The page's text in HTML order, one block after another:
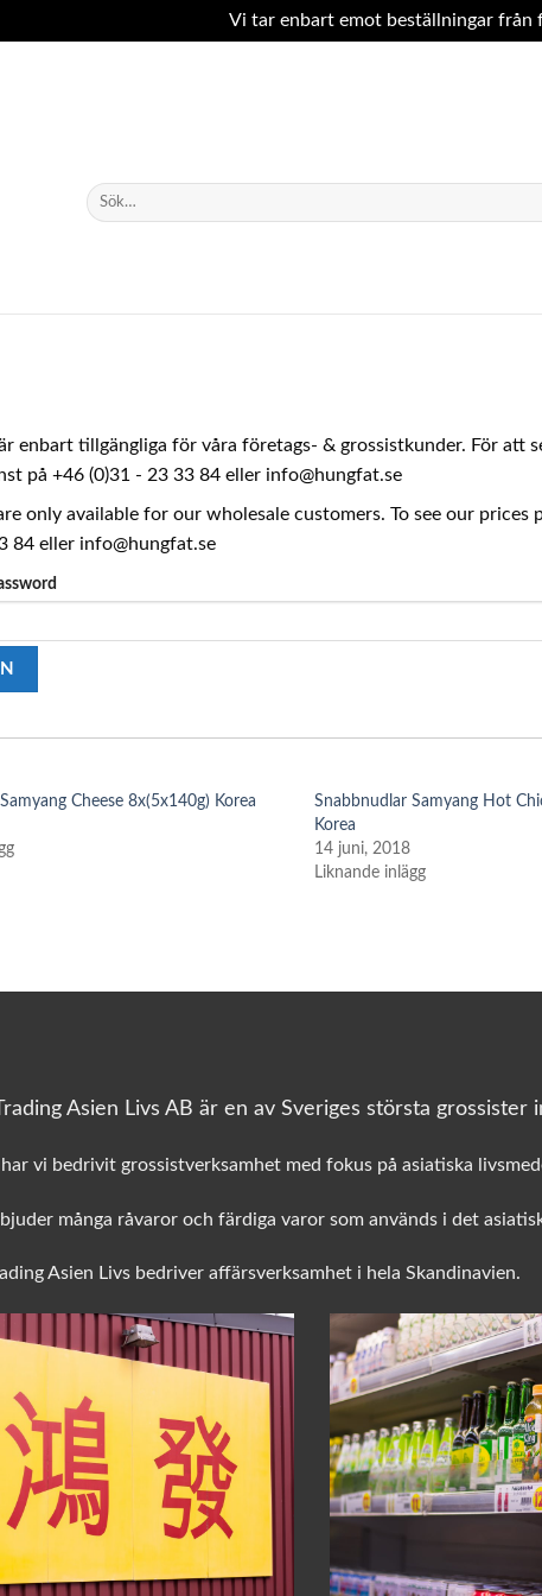
Vi tar enbart emot beställningar från
Sök
efter:
enbart tillgängliga för våra företags- & grossistkunder. För att
på +46 (0)31 - 23 33 84 eller info@hungfat.se
only available for our wholesale customers. To see our
84 eller info@hungfat.se
Cheese 8x(5x140g) Korea
Snabbnudlar Samyang Hot
Korea
14 juni, 2018
Liknande inlägg
Asien Livs AB är en av Sveriges största grossister
har vi bedrivit grossistverksamhet med fokus på asiatiska
många råvaror och färdiga varor som används i det
Asien Livs bedriver affärsverksamhet i hela Skandinavien.